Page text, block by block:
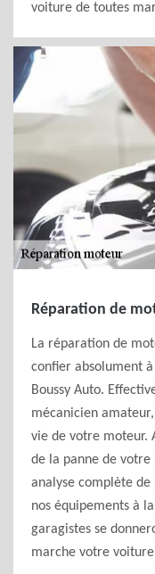
voiture de toutes
Réparation de
La réparation de
confier absolument
Boussy Auto.
mécanicien
vie de votre moteur.
de la panne de
analyse complète
nos équipements à
garagistes se
marche votre